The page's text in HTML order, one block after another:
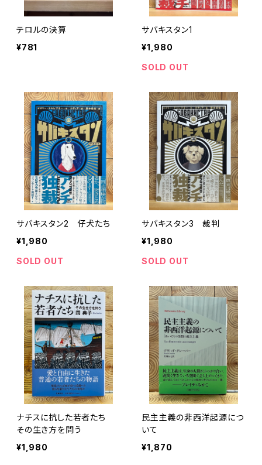
テロルの決算
¥781
サバキスタン1
¥1,980
SOLD OUT
サバキスタン2 仔犬たち
¥1,980
SOLD OUT
サバキスタン3 裁判
¥1,980
SOLD OUT
ナチスに抗した若者たち
その生き方を問う
¥1,980
民主主義の非西洋起源につ
いて
¥1,870